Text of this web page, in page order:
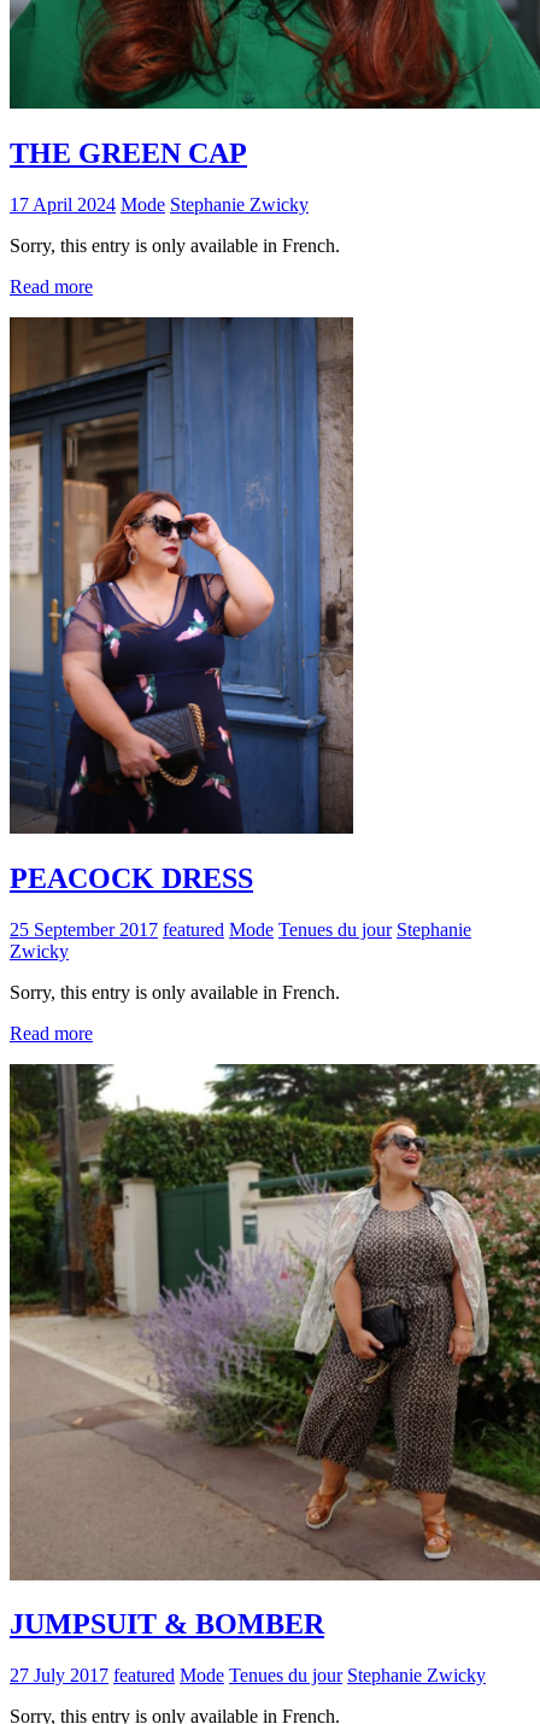
THE GREEN CAP
17 April 2024 Mode Stephanie Zwicky
Sorry, this entry is only available in French.
Read more
PEACOCK DRESS
25 September 2017 featured Mode Tenues du jour Stephanie
Zwicky
Sorry, this entry is only available in French.
Read more
JUMPSUIT & BOMBER
27 July 2017 featured Mode Tenues du jour Stephanie Zwicky
Sorry, this entry is only available in French.